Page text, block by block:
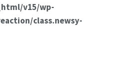
v15/wp-
class.newsy-